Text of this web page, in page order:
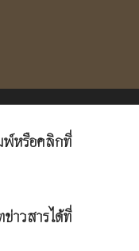
พ์หรือคลิกที่
าวสารได้ที่